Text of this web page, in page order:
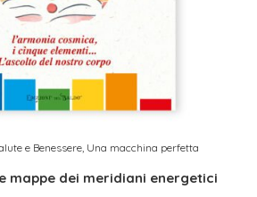
e Benessere, Una macchina perfetta
mappe dei meridiani energetici